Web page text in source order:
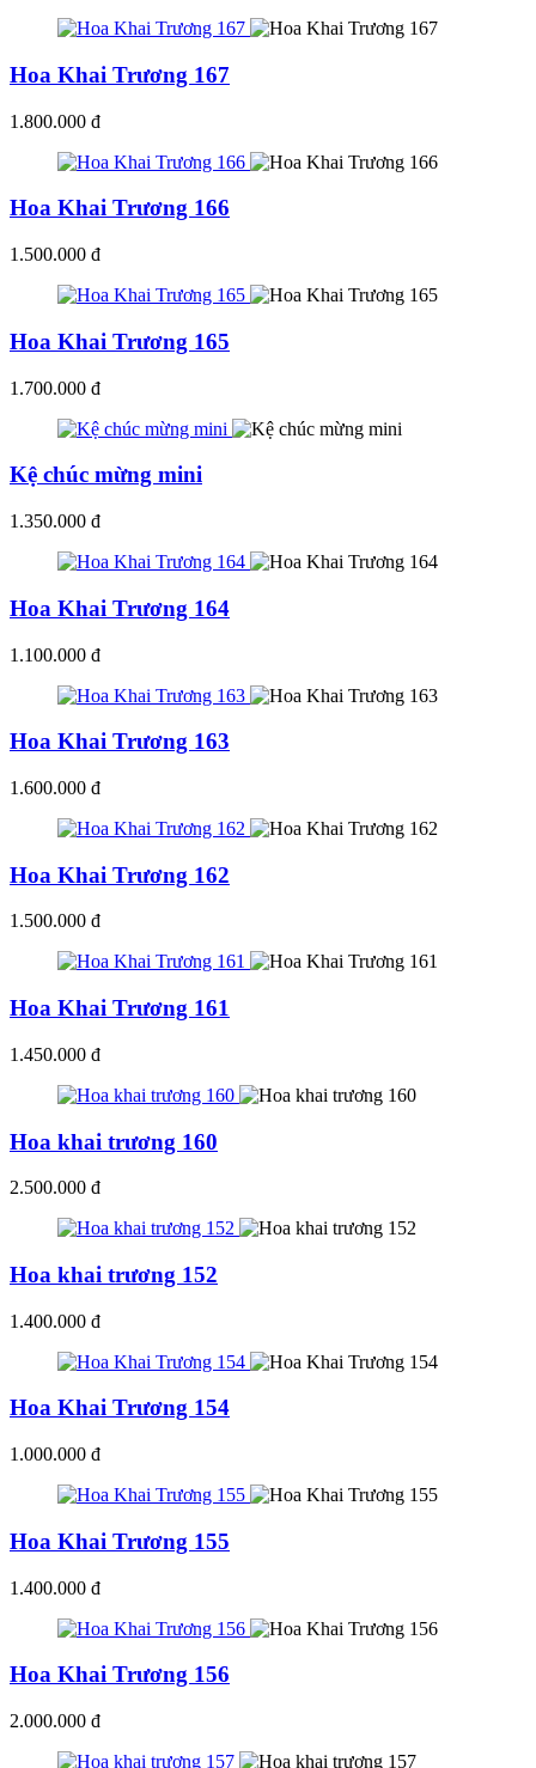
Hoa Khai Trương 167
1.800.000 đ
Hoa Khai Trương 166
1.500.000 đ
Hoa Khai Trương 165
1.700.000 đ
Kệ chúc mừng mini
1.350.000 đ
Hoa Khai Trương 164
1.100.000 đ
Hoa Khai Trương 163
1.600.000 đ
Hoa Khai Trương 162
1.500.000 đ
Hoa Khai Trương 161
1.450.000 đ
Hoa khai trương 160
2.500.000 đ
Hoa khai trương 152
1.400.000 đ
Hoa Khai Trương 154
1.000.000 đ
Hoa Khai Trương 155
1.400.000 đ
Hoa Khai Trương 156
2.000.000 đ